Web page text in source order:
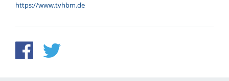
https://www.tvhbm.de